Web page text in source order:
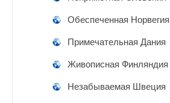
Обеспеченная Норвегия
Примечательная Дания
Живописная Финляндия
Незабываемая Швеция